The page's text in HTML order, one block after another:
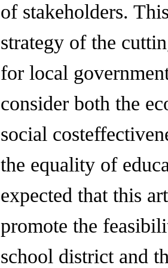
of stakeholders.
strategy of the
for local
consider both the
social
the equality of
expected that this
promote the
school district and